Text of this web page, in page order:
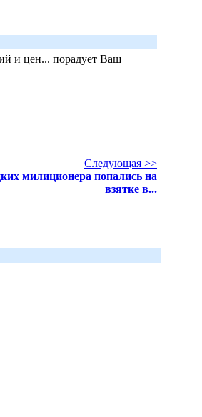
и цен... порадует Ваш
Следующая >>
милиционера попались на
взятке в...